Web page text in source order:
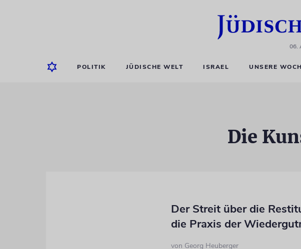
06.
POLITIK JÜDISCHE WELT ISRAEL UNSERE
Die
Der Streit über die
die Praxis der
von Georg Heuberger